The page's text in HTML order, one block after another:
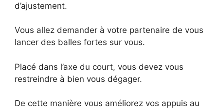
d’ajustement.
Vous allez demander à votre partenaire de vous
lancer des balles fortes sur vous.
Placé dans l’axe du court, vous devez vous
restreindre à bien vous dégager.
De cette manière vous améliorez vos appuis au